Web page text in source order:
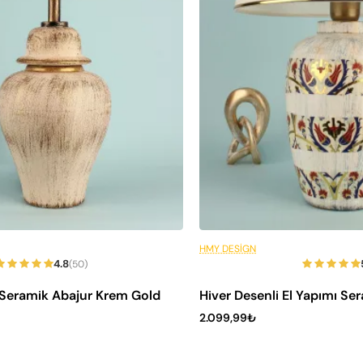
4.8(50)
Seramik Abajur Krem Gold
Peşin Fiyatına 6 Taksit
HMY DESIGN
Hiver Desenli El Yapımı
2.099,99₺